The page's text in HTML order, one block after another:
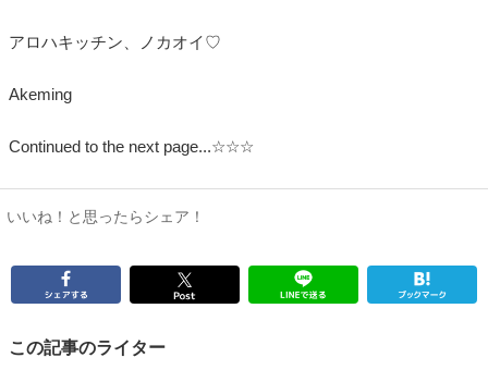
アロハキッチン、ノカオイ♡
Akeming
Continued to the next page...☆☆☆
いいね！と思ったらシェア！
この記事のライター